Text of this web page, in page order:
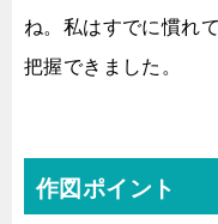
ね。 私はすでに慣れ
把握できました。
作図ポイント